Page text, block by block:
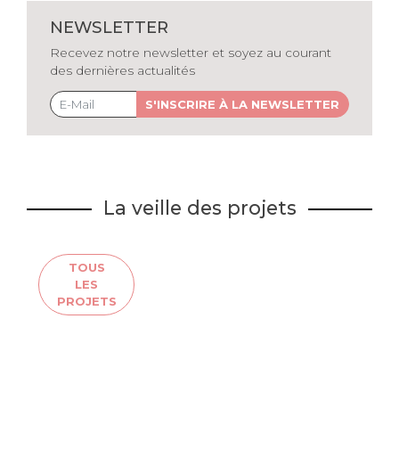
NEWSLETTER
Recevez notre newsletter et soyez au courant
des dernières actualités
S'INSCRIRE À LA NEWSLETTER
La veille des projets
TOUS
LES
PROJETS